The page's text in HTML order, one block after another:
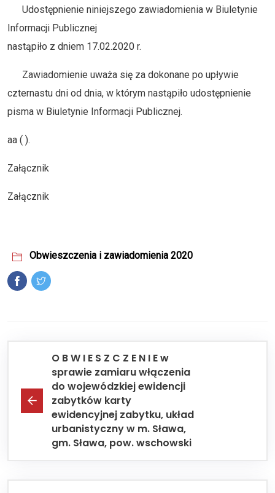
Udostępnienie niniejszego zawiadomienia w Biuletynie
Informacji Publicznej
nastąpiło z dniem 17.02.2020 r.
Zawiadomienie uważa się za dokonane po upływie
czternastu dni od dnia, w którym nastąpiło udostępnienie
pisma w Biuletynie Informacji Publicznej.
aa ( ).
Załącznik
Załącznik
Obwieszczenia i zawiadomienia 2020
O B W I E S Z C Z E N I E w
sprawie zamiaru włączenia
do wojewódzkiej ewidencji
zabytków karty
ewidencyjnej zabytku, układ
urbanistyczny w m. Sława,
gm. Sława, pow. wschowski